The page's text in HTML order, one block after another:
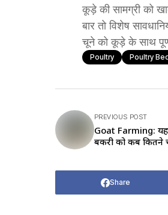
कूड़े की सामग्री को
बार तो विशेष
चूने को कूड़े के साथ
Poultry Poultry
PREVIOUS POST
Goat Farming:
बकरी को कब कितने
Share